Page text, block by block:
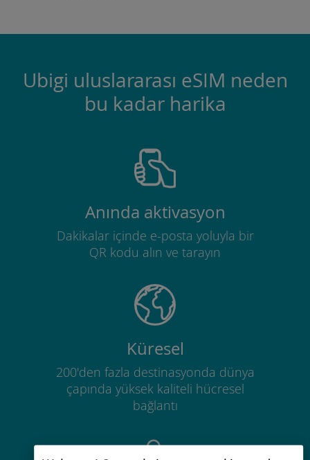
Ubigi uluslararası eSIM neden
bu kadar harika
Anında aktivasyon
Dakikalar içinde e-posta yoluyla bir
QR kodu alın ve tarayın
Küresel
200'den fazla destinasyonda dünya
çapında yüksek kaliteli hücresel
bağlantı